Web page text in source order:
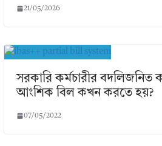
21/05/2026
সরকারি কর্মচারীর বদলিজনিত
আংশিক বিল কখন করতে হয়?
07/05/2022